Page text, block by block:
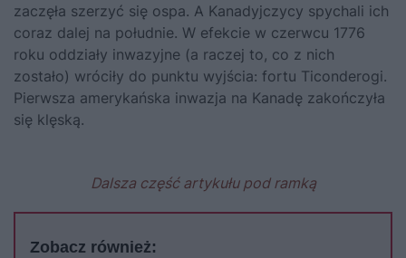
zaczęła szerzyć się ospa. A Kanadyjczycy spychali ich
coraz dalej na południe. W efekcie w czerwcu 1776
roku oddziały inwazyjne (a raczej to, co z nich
zostało) wróciły do punktu wyjścia: fortu Ticonderogi.
Pierwsza amerykańska inwazja na Kanadę zakończyła
się klęską.
Dalsza część artykułu pod ramką
Zobacz również: